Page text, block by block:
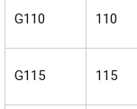
G110 110
G115 115